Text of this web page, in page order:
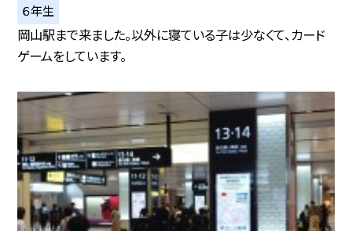
６年生
岡山駅まで来ました。以外に寝ている子は少なくて、カード
ゲームをしています。